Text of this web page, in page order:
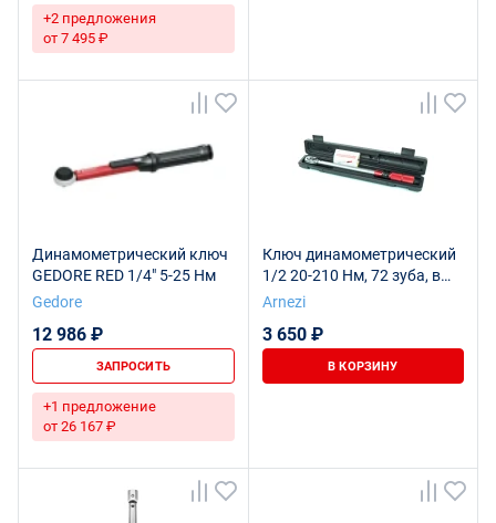
+2 предложения
от 7 495 ₽
Динамометрический ключ
GEDORE RED 1/4" 5-25 Нм
Gedore
12 986 ₽
ЗАПРОСИТЬ
+1 предложение
от 26 167 ₽
Ключ динамометрический
1/2 20-210 Нм, 72 зуба, в
кейсе ARNEZI R7300121
Arnezi
3 650 ₽
В КОРЗИНУ